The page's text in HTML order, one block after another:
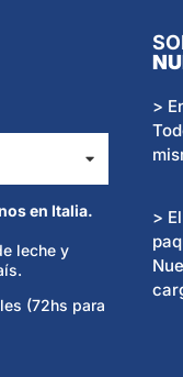
en Italia.
leche y
(72hs para
>
>